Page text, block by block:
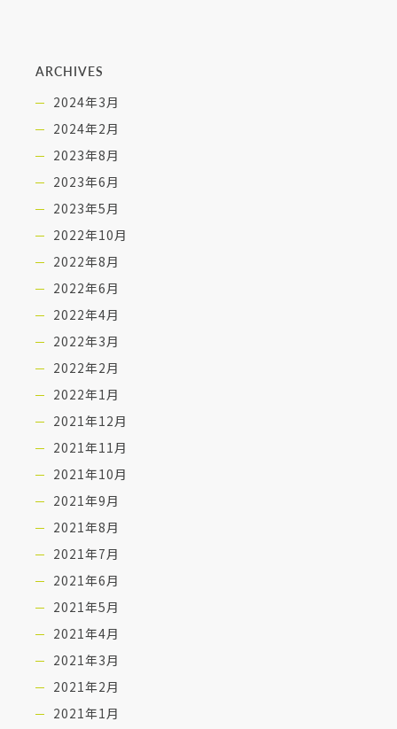
ARCHIVES
2024年3月
2024年2月
2023年8月
2023年6月
2023年5月
2022年10月
2022年8月
2022年6月
2022年4月
2022年3月
2022年2月
2022年1月
2021年12月
2021年11月
2021年10月
2021年9月
2021年8月
2021年7月
2021年6月
2021年5月
2021年4月
2021年3月
2021年2月
2021年1月